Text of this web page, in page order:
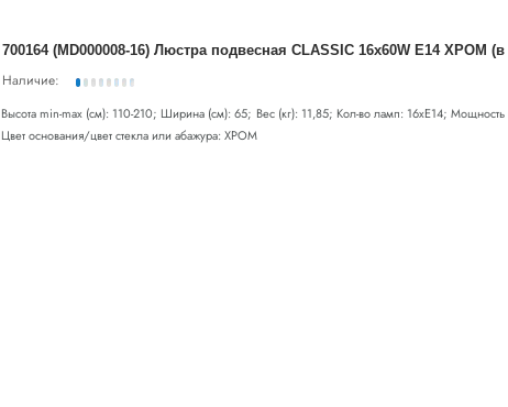
Наличие:
Высота min-max (см): 110-210; Ширина (см): 65; Вес (кг): 11,85; Кол-во ламп: 16хE14;
Цвет основания/цвет стекла или абажура: ХРОМ